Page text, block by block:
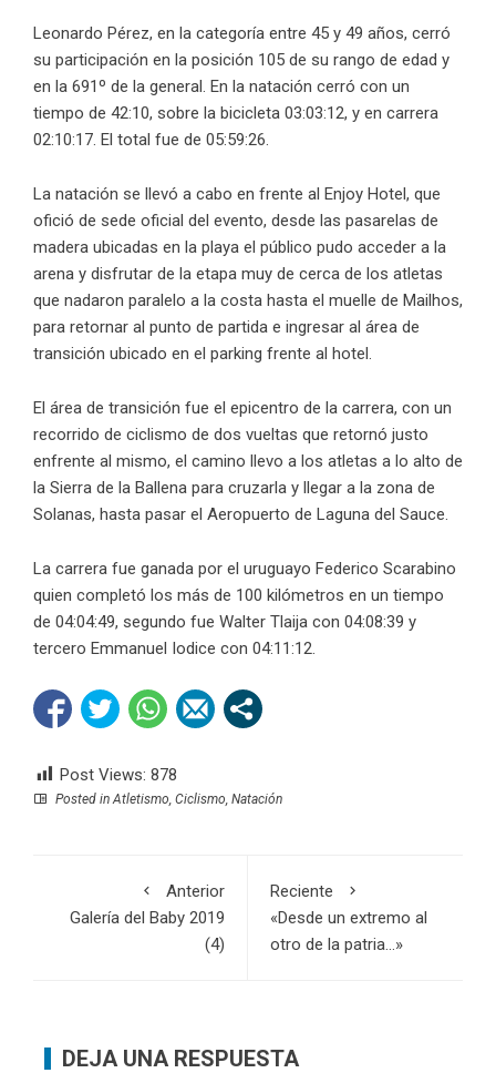
Leonardo Pérez, en la categoría entre 45 y 49 años, cerró
su participación en la posición 105 de su rango de edad y
en la 691º de la general. En la natación cerró con un
tiempo de 42:10, sobre la bicicleta 03:03:12, y en carrera
02:10:17. El total fue de 05:59:26.
La natación se llevó a cabo en frente al Enjoy Hotel, que
ofició de sede oficial del evento, desde las pasarelas de
madera ubicadas en la playa el público pudo acceder a la
arena y disfrutar de la etapa muy de cerca de los atletas
que nadaron paralelo a la costa hasta el muelle de Mailhos,
para retornar al punto de partida e ingresar al área de
transición ubicado en el parking frente al hotel.
El área de transición fue el epicentro de la carrera, con un
recorrido de ciclismo de dos vueltas que retornó justo
enfrente al mismo, el camino llevo a los atletas a lo alto de
la Sierra de la Ballena para cruzarla y llegar a la zona de
Solanas, hasta pasar el Aeropuerto de Laguna del Sauce.
La carrera fue ganada por el uruguayo Federico Scarabino
quien completó los más de 100 kilómetros en un tiempo
de 04:04:49, segundo fue Walter Tlaija con 04:08:39 y
tercero Emmanuel Iodice con 04:11:12.
Post Views: 878
Posted in Atletismo Ciclismo Natación
Anterior
Galería del Baby 2019
(4)
Reciente
«Desde un extremo al
otro de la patria…»
DEJA UNA RESPUESTA